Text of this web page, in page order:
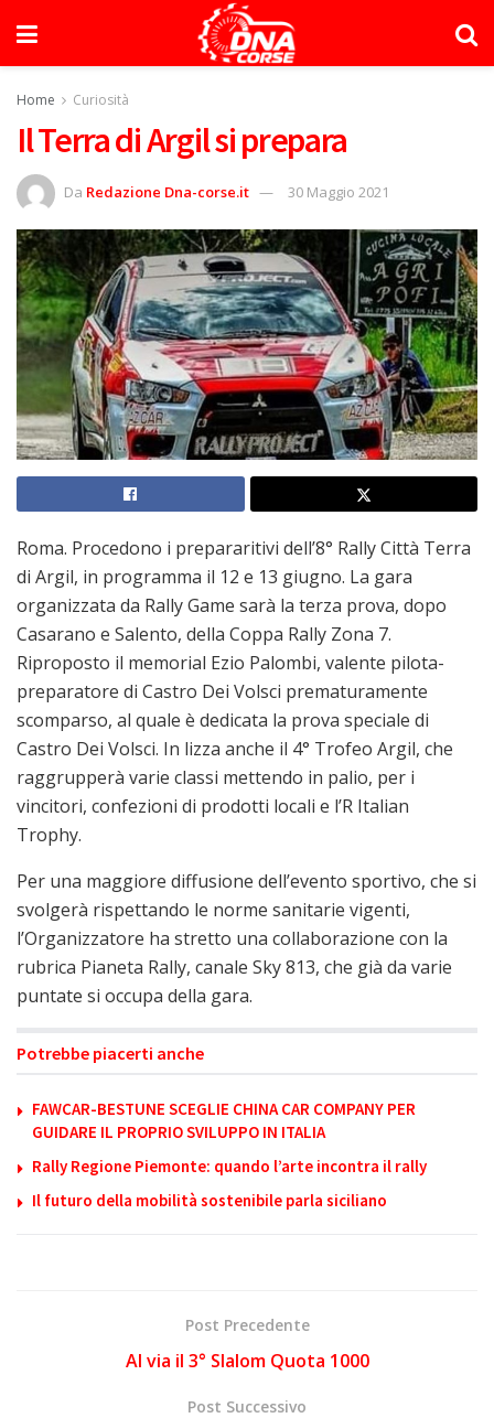
Home Curiosità
Il Terra di Argil si prepara
Da Redazione Dna-corse.it 30 Maggio 2021
Roma. Procedono i prepararitivi dell’8° Rally Città Terra
di Argil, in programma il 12 e 13 giugno. La gara
organizzata da Rally Game sarà la terza prova, dopo
Casarano e Salento, della Coppa Rally Zona 7.
Riproposto il memorial Ezio Palombi, valente pilota-
preparatore di Castro Dei Volsci prematuramente
scomparso, al quale è dedicata la prova speciale di
Castro Dei Volsci. In lizza anche il 4° Trofeo Argil, che
raggrupperà varie classi mettendo in palio, per i
vincitori, confezioni di prodotti locali e l’R Italian
Trophy.
Per una maggiore diffusione dell’evento sportivo, che si
svolgerà rispettando le norme sanitarie vigenti,
l’Organizzatore ha stretto una collaborazione con la
rubrica Pianeta Rally, canale Sky 813, che già da varie
puntate si occupa della gara.
Potrebbe piacerti anche
FAWCAR-BESTUNE SCEGLIE CHINA CAR COMPANY PER
GUIDARE IL PROPRIO SVILUPPO IN ITALIA
Rally Regione Piemonte: quando l’arte incontra il rally
Il futuro della mobilità sostenibile parla siciliano
Post Precedente
Al via il 3° Slalom Quota 1000
Post Successivo